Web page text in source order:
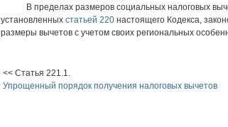
В пределах размеров социальных налоговых
установленных статьей 220 настоящего Кодекса,
размеры вычетов с учетом своих региональных
<< Статья 221.1.
Упрощенный порядок получения налоговых вычетов